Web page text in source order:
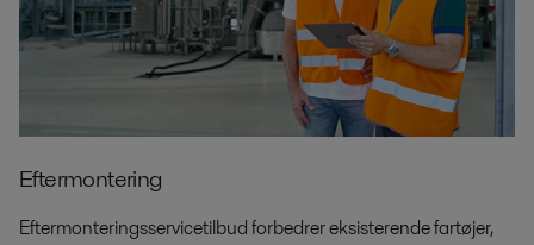
Eftermontering
Eftermonteringsservicetilbud forbedrer eksisterende fartøjer,